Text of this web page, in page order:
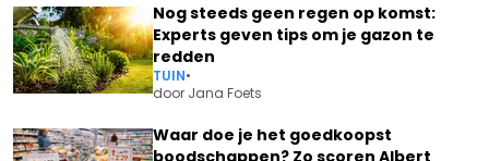
Nog steeds geen regen op komst:
Experts geven tips om je gazon te
redden
TUIN•
door Jana Foets
Waar doe je het goedkoopst
boodschappen? Zo scoren Albert